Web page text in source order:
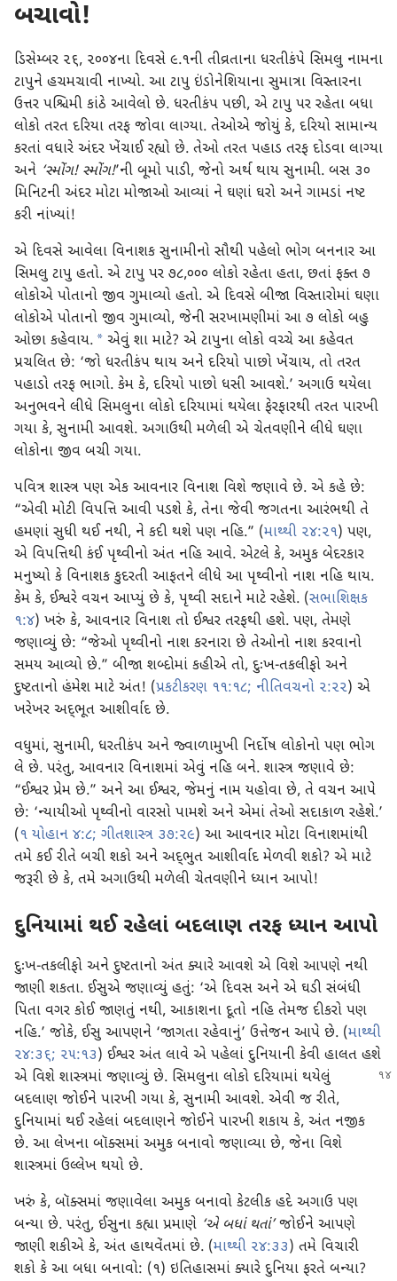
બચાવો!
ડિસેમ્બર ૨૬, ૨૦૦૪ના દિવસે ૯.૧ની તીવ્રતાના ધરતીકંપે સિમલુ નામના
ટાપુને હચમચાવી નાખ્યો. આ ટાપુ ઇંડોનેશિયાના સુમાત્રા વિસ્તારના
ઉત્તર પશ્ચિમી કાંઠે આવેલો છે. ધરતીકંપ પછી, એ ટાપુ પર રહેતા બધા
લોકો તરત દરિયા તરફ જોવા લાગ્યા. તેઓએ જોયું કે, દરિયો સામાન્ય
કરતાં વધારે અંદર ખેંચાઈ રહ્યો છે. તેઓ તરત પહાડ તરફ દોડવા લાગ્યા
અને ‘સ્મોંગ! સ્મોંગ!’ની બૂમો પાડી, જેનો અર્થ થાય સુનામી. બસ ૩૦
મિનિટની અંદર મોટા મોજાઓ આવ્યાં ને ઘણાં ઘરો અને ગામડાં નષ્ટ
કરી નાંખ્યાં!
એ દિવસે આવેલા વિનાશક સુનામીનો સૌથી પહેલો ભોગ બનનાર આ
સિમલુ ટાપુ હતો. એ ટાપુ પર ૭૮,૦૦૦ લોકો રહેતા હતા, છતાં ફક્ત ૭
લોકોએ પોતાનો જીવ ગુમાવ્યો હતો. એ દિવસે બીજા વિસ્તારોમાં ઘણા
લોકોએ પોતાનો જીવ ગુમાવ્યો, જેની સરખામણીમાં આ ૭ લોકો બહુ
ઓછા કહેવાય. a એવું શા માટે? એ ટાપુના લોકો વચ્ચે આ કહેવત
પ્રચલિત છે: ‘જો ધરતીકંપ થાય અને દરિયો પાછો ખેંચાય, તો તરત
પહાડો તરફ ભાગો. કેમ કે, દરિયો પાછો ધસી આવશે.’ અગાઉ થયેલા
અનુભવને લીધે સિમલુના લોકો દરિયામાં થયેલા ફેરફારથી તરત પારખી
ગયા કે, સુનામી આવશે. અગાઉથી મળેલી એ ચેતવણીને લીધે ઘણા
લોકોના જીવ બચી ગયા.
પવિત્ર શાસ્ત્ર પણ એક આવનાર વિનાશ વિશે જણાવે છે. એ કહે છે:
“એવી મોટી વિપત્તિ આવી પડશે કે, તેના જેવી જગતના આરંભથી તે
હમણાં સુધી થઈ નથી, ને કદી થશે પણ નહિ.” (માથ્થી ૨૪:૨૧) પણ,
એ વિપત્તિથી કંઈ પૃથ્વીનો અંત નહિ આવે. એટલે કે, અમુક બેદરકાર
મનુષ્યો કે વિનાશક કુદરતી આફતને લીધે આ પૃથ્વીનો નાશ નહિ થાય.
કેમ કે, ઈશ્વરે વચન આપ્યું છે કે, પૃથ્વી સદાને માટે રહેશે. (સભાશિક્ષક
૧:૪) ખરું કે, આવનાર વિનાશ તો ઈશ્વર તરફથી હશે. પણ, તેમણે
જણાવ્યું છે: “જેઓ પૃથ્વીનો નાશ કરનારા છે તેઓનો નાશ કરવાનો
સમય આવ્યો છે.” બીજા શબ્દોમાં કહીએ તો, દુઃખ-તકલીફો અને
દુષ્ટતાનો હંમેશ માટે અંત! (પ્રકટીકરણ ૧૧:૧૮; નીતિવચનો ૨:૨૨) એ
ખરેખર અદ્‍ભૂત આશીર્વાદ છે.
વધુમાં, સુનામી, ધરતીકંપ અને જ્વાળામુખી નિર્દોષ લોકોનો પણ ભોગ
લે છે. પરંતુ, આવનાર વિનાશમાં એવું નહિ બને. શાસ્ત્ર જણાવે છે:
“ઈશ્વર પ્રેમ છે.” અને આ ઈશ્વર, જેમનું નામ યહોવા છે, તે વચન આપે
છે: ‘ન્યાયીઓ પૃથ્વીનો વારસો પામશે અને એમાં તેઓ સદાકાળ રહેશે.’
(૧ યોહાન ૪:૮; ગીતશાસ્ત્ર ૩૭:૨૯) આ આવનાર મોટા વિનાશમાંથી
તમે કઈ રીતે બચી શકો અને અદ્‍ભુત આશીર્વાદ મેળવી શકો? એ માટે
જરૂરી છે કે, તમે અગાઉથી મળેલી ચેતવણીને ધ્યાન આપો!
દુનિયામાં થઈ રહેલાં બદલાણ તરફ ધ્યાન આપો
દુઃખ-તકલીફો અને દુષ્ટતાનો અંત ક્યારે આવશે એ વિશે આપણે નથી
જાણી શકતા. ઈસુએ જણાવ્યું હતું: ‘એ દિવસ અને એ ઘડી સંબંધી
પિતા વગર કોઈ જાણતું નથી, આકાશના દૂતો નહિ તેમજ દીકરો પણ
નહિ.’ જોકે, ઈસુ આપણને ‘જાગતા રહેવાનું’ ઉત્તેજન આપે છે. (માથ્થી
૨૪:૩૬; ૨૫:૧૩) ઈશ્વર અંત લાવે એ પહેલાં દુનિયાની કેવી હાલત હશે
એ વિશે શાસ્ત્રમાં જણાવ્યું છે. સિમલુના લોકો દરિયામાં થયેલું
બદલાણ જોઈને પારખી ગયા કે, સુનામી આવશે. એવી જ રીતે,
દુનિયામાં થઈ રહેલાં બદલાણને જોઈને પારખી શકાય કે, અંત નજીક
છે. આ લેખના બૉક્સમાં અમુક બનાવો જણાવ્યા છે, જેના વિશે
શાસ્ત્રમાં ઉલ્લેખ થયો છે.
ખરું કે, બૉક્સમાં જણાવેલા અમુક બનાવો કેટલીક હદે અગાઉ પણ
બન્યા છે. પરંતુ, ઈસુના કહ્યા પ્રમાણે ‘એ બધાં થતાં’જોઈને આપણે
જાણી શકીએ કે, અંત હાથવેંતમાં છે. (માથ્થી ૨૪:૩૩) તમે વિચારી
શકો કે આ બધા બનાવો: (૧) ઇતિહાસમાં ક્યારે દુનિયા ફરતે બન્યા?